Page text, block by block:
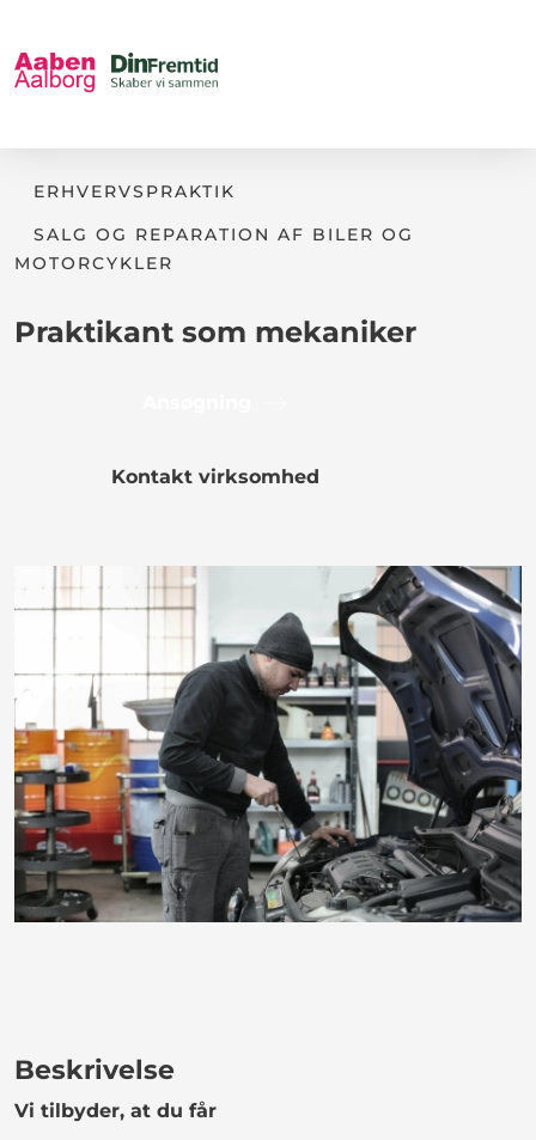
ERHVERVSPRAKTIK
SALG OG REPARATION AF BILER OG
MOTORCYKLER
Praktikant som mekaniker
Kontakt virksomhed
Beskrivelse
Vi tilbyder, at du får